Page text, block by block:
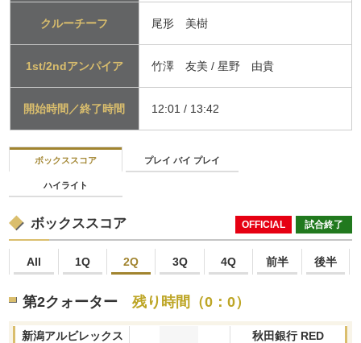
クルーチーフ 尾形 美樹
1st/2ndアンパイア 竹澤 友美 / 星野 由貴
開始時間／終了時間 12:01 / 13:42
ボックススコア プレイ バイ プレイ
ハイライト
ボックススコア OFFICIAL 試合終了
All 1Q 2Q 3Q 4Q 前半 後半
第2クォーター残り時間（0：0）
新潟アルビレックス
秋田銀行 RED